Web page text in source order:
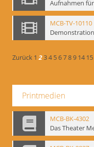
MCB-TV-10110
Zurück 1 234 56789 14 15
Printmedien
MCB-BK-4302